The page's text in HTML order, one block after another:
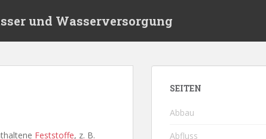
und Wasserversorgung
Feststoffe, z. B.
SEITEN
Abbau
Abfluss